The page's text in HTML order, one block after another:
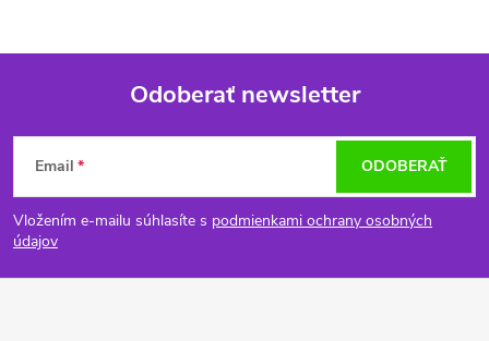
Z
á
p
Odoberať newsletter
Email
Vložením e-mailu súhlasíte s podmienkami ochrany osobných
údajov
ODOBERAŤ